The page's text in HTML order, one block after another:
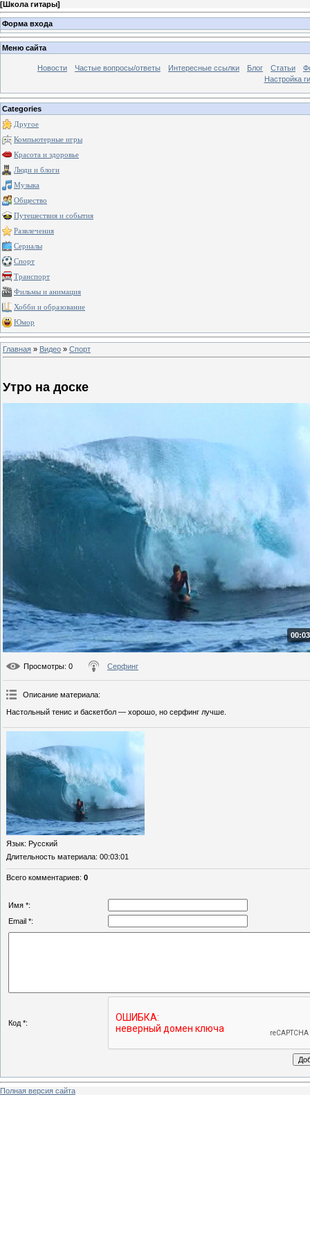
[Школа гитары]
Форма входа
Меню сайта
Новости Частые вопросы/ответы Интересные ссылки Блог Статьи
Настройка
Categories
Другое
Компьютерные игры
Красота и здоровье
Люди и блоги
Музыка
Общество
Путешествия и события
Развлечения
Сериалы
Спорт
Транспорт
Фильмы и анимация
Хобби и образование
Юмор
Главная » Видео » Спорт
Утро на доске
Просмотры: 0 Серфинг
Описание материала:
Настольный тенис и баскетбол — хорошо, но серфинг лучше.
Язык: Русский
Длительность материала: 00:03:01
Всего комментариев: 0
Имя *:
Email *:
Код *:
Полная версия сайта